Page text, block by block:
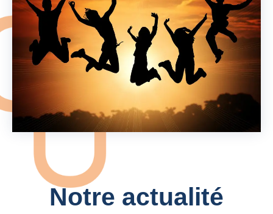
Notre actualité